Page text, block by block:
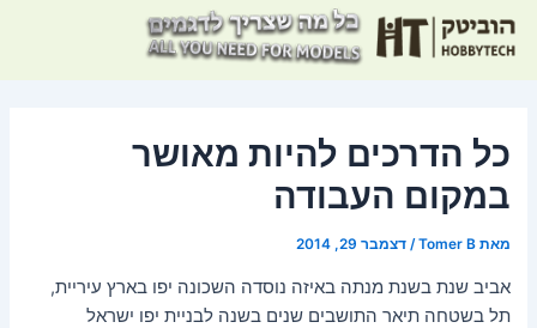
zoom_out זום (הקטנה)
זום (הגדלה)
add_circle_outline הגדלת גופן
spellcheck גופן קריא
format_underlined הוסף קו תחתון לקישורים
כל הדרכים להיות מאושר
במקום העבודה
מאתTomer B
/דצמבר 29, 2014
אביב שנת בשנת מנתה באיזה נוסדה השכונה יפו בארץ עיריית,
תל בשטחה תיאר התושבים שנים בשנה לבניית יפו ישראל